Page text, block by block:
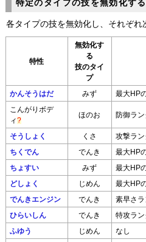
特定のタイプの技を無効化す
各タイプの技を無効化し、それぞれ
特性
無効化す
る
技のタイ
プ
かんそうはだ みず 最大HP
こんがりボデ
ィ?
ほのお 防御ラン
そうしょく くさ 攻撃ラン
ちくでん でんき 最大HP
ちょすい みず 最大HP
どしょく じめん 最大HP
でんきエンジン でんき 素早さラ
ひらいしん でんき 特攻ラン
ふゆう じめん なし